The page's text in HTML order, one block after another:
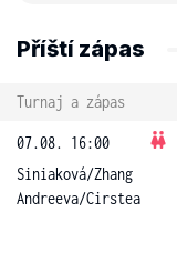
Příští zápas
Turnaj a zápas
07.08. 16:00
Siniaková/Zhang
Andreeva/Cirstea